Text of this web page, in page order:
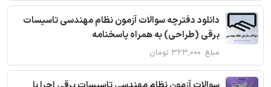
دانلود دفترچه سوالات آزمون نظام مهندسی تاسیسات
برقی (طراحی) به همراه پاسخنامه
مبلغ: ۳۲۳,۰۰۰ تومان